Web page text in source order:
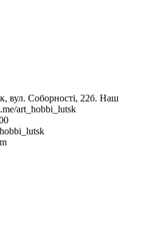
вул. Соборності, 22б. Наш
art_hobbi_lutsk